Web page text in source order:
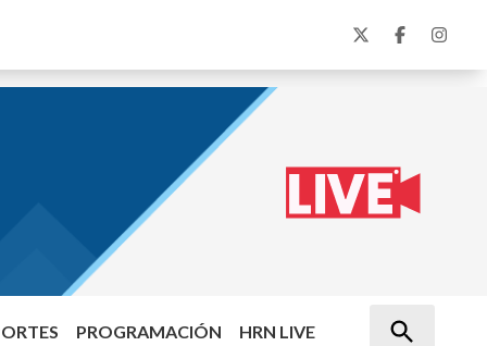
PROGRAMACIÓN HRN LIVE